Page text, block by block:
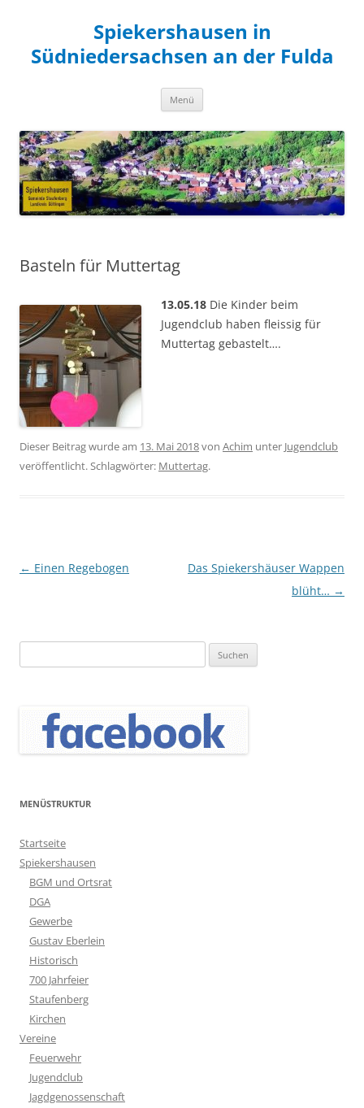
Spiekershausen in
Südniedersachsen an der Fulda
Menü
Basteln für Muttertag
13.05.18 Die Kinder beim
Jugendclub haben fleissig für
Muttertag gebastelt….
Dieser Beitrag wurde am 13. Mai 2018von Achim unter Jugendclub
veröffentlicht. Schlagwörter: Muttertag.
Beitragsnavigation
← Einen Regebogen
Das Spiekershäuser Wappen
blüht… →
nach:
MENÜSTRUKTUR
Startseite
Spiekershausen
BGM und Ortsrat
DGA
Gewerbe
Gustav Eberlein
Historisch
700 Jahrfeier
Staufenberg
Kirchen
Vereine
Feuerwehr
Jugendclub
Jagdgenossenschaft